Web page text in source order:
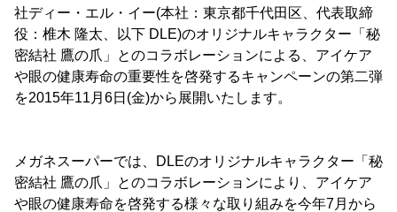
社ディー・エル・イー(本社：東京都千代田区、代表取締
役：椎木 隆太、以下 DLE)のオリジナルキャラクター「秘
密結社 鷹の爪」とのコラボレーションによる、アイケア
や眼の健康寿命の重要性を啓発するキャンペーンの第二弾
を2015年11月6日(金)から展開いたします。
メガネスーパーでは、DLEのオリジナルキャラクター「秘
密結社 鷹の爪」とのコラボレーションにより、アイケア
や眼の健康寿命を啓発する様々な取り組みを今年7月から